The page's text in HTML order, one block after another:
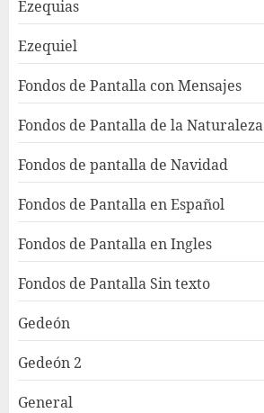
Ezequias
Ezequiel
Fondos de Pantalla con Mensajes
Fondos de Pantalla de la Naturaleza
Fondos de pantalla de Navidad
Fondos de Pantalla en Español
Fondos de Pantalla en Ingles
Fondos de Pantalla Sin texto
Gedeón
Gedeón 2
General